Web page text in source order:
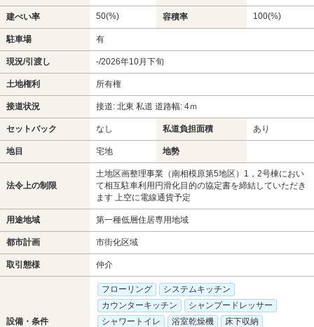
建ぺい率 50(%) 容積率 100(%)
駐車場 有
現況/引渡し -/2026年10月下旬
土地権利 所有権
接道状況 接道: 北東 私道 道路幅: 4ｍ
セットバック なし 私道負担面積 あり
地目 宅地 地勢
法令上の制限
土地区画整理事業（南相模原第5地区）1，2号棟におい
て相互駐車利用円滑化目的の協定書を締結していただき
ます 上空に電線通貨予定
用途地域 第一種低層住居専用地域
都市計画 市街化区域
取引態様 仲介
設備・条件
フローリング
システムキッチン
カウンターキッチン
シャンプードレッサー
シャワートイレ
浴室乾燥機
床下収納